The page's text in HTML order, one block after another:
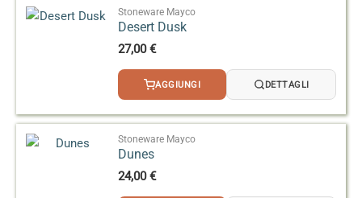
Stoneware Mayco
Desert Dusk
27,00€
AGGIUNGI DETTAGLI
Stoneware Mayco
Dunes
24,00€